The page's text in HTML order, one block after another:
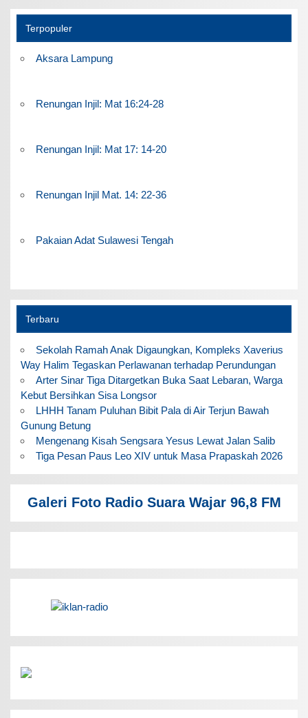
Terpopuler
Aksara Lampung
Renungan Injil: Mat 16:24-28
Renungan Injil: Mat 17: 14-20
Renungan Injil Mat. 14: 22-36
Pakaian Adat Sulawesi Tengah
Terbaru
Sekolah Ramah Anak Digaungkan, Kompleks Xaverius
Way Halim Tegaskan Perlawanan terhadap Perundungan
Arter Sinar Tiga Ditargetkan Buka Saat Lebaran, Warga
Kebut Bersihkan Sisa Longsor
LHHH Tanam Puluhan Bibit Pala di Air Terjun Bawah
Gunung Betung
Mengenang Kisah Sengsara Yesus Lewat Jalan Salib
Tiga Pesan Paus Leo XIV untuk Masa Prapaskah 2026
Galeri Foto Radio Suara Wajar 96,8 FM